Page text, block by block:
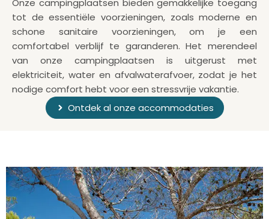
Onze campingplaatsen bieden gemakkelijke toegang
tot de essentiële voorzieningen, zoals moderne en
schone sanitaire voorzieningen, om je een
comfortabel verblijf te garanderen. Het merendeel
van onze campingplaatsen is uitgerust met
elektriciteit, water en afvalwaterafvoer, zodat je het
nodige comfort hebt voor een stressvrije vakantie.
Ontdek al onze accommodaties